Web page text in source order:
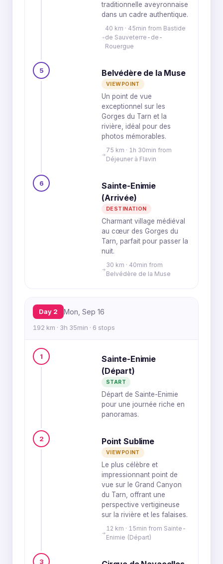
traditionnelle aveyronnaise
dans un cadre authentique.
40 km · 45min from Bastide
de Sauveterre-de-
Rouergue
5 Belvédère de la Muse
VIEWPOINT
Un point de vue
exceptionnel sur les
Gorges du Tarn et la
rivière, idéal pour des
photos mémorables.
75 km · 1h 30min from
Déjeuner à Flavin
6
Sainte-Enimie
(Arrivée)
DESTINATION
Charmant village médiéval
au cœur des Gorges du
Tarn, parfait pour passer la
nuit.
30 km · 40min from
Belvédère de la Muse
Day 2 Mon, Sep 16
192 km · 3h 35min · 6 stops
1
Sainte-Enimie
(Départ)
START
Départ de Sainte-Enimie
pour une journée riche en
panoramas.
2 Point Sublime
VIEWPOINT
Le plus célèbre et
impressionnant point de
vue sur le Grand Canyon
du Tarn, offrant une
perspective vertigineuse
sur la rivière et les falaises.
12 km · 15min from Sainte-
Enimie (Départ)
3